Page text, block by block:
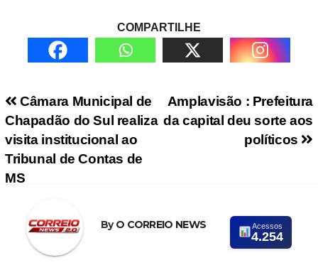
COMPARTILHE
Navegação de PostAmplavisão : Prefeitura
da capital deu sorte aos
políticos
Câmara Municipal de
Chapadão do Sul realiza
visita institucional ao
Tribunal de Contas de
MS
ByO CORREIO NEWS Acessos
4.254